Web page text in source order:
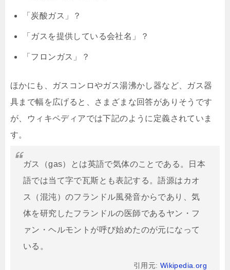
「炭酸ガス」？
「ガスを提供している会社名」？
「フロンガス」？
ほかにも、ガスコンロやガス湯沸かし器など、ガス器
具まで幅を広げると、さまざまな回答がありそうです
が、ウィキペディアでは下記のように定義されていま
す。
ガス（gas）とは英語で気体のことである。日本
語では当て字で瓦斯とも表記する。語源はカオ
ス（混沌）のフランドル風発音からであり、気
体を研究したフランドルの医師であるヤン・フ
ァン・ヘルモントが呼び始めたのが元になって
いる。
引用元: Wikipedia.org